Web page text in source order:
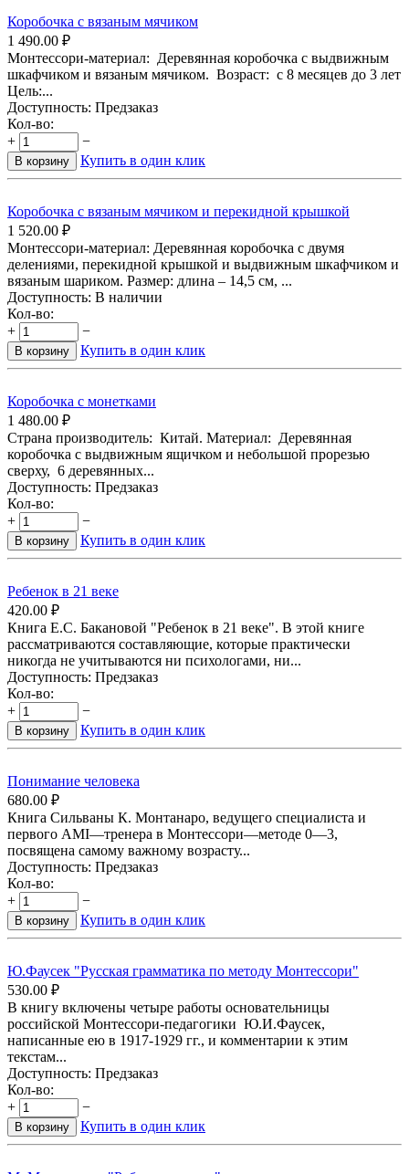
Коробочка с вязаным мячиком
1 490.00 ₽
Монтессори-материал: Деревянная коробочка с выдвижным
шкафчиком и вязаным мячиком. Возраст: с 8 месяцев до 3 лет
Цель:...
Доступность: Предзаказ
Кол-во:
+
−
В корзину Купить в один клик
Коробочка с вязаным мячиком и перекидной крышкой
1 520.00 ₽
Монтессори-материал: Деревянная коробочка с двумя
делениями, перекидной крышкой и выдвижным шкафчиком и
вязаным шариком. Размер: длина – 14,5 см, ...
Доступность: В наличии
Кол-во:
+
−
В корзину Купить в один клик
Коробочка с монетками
1 480.00 ₽
Страна производитель: Китай. Материал: Деревянная
коробочка с выдвижным ящичком и небольшой прорезью
сверху, 6 деревянных...
Доступность: Предзаказ
Кол-во:
+
−
В корзину Купить в один клик
Ребенок в 21 веке
420.00 ₽
Книга Е.С. Бакановой "Ребенок в 21 веке". В этой книге
рассматриваются составляющие, которые практически
никогда не учитываются ни психологами, ни...
Доступность: Предзаказ
Кол-во:
+
−
В корзину Купить в один клик
Понимание человека
680.00 ₽
Книга Сильваны К. Монтанаро, ведущего специалиста и
первого АМІ—тренера в Монтессори—методе 0—3,
посвящена самому важному возрасту...
Доступность: Предзаказ
Кол-во:
+
−
В корзину Купить в один клик
Ю.Фаусек "Русская грамматика по методу Монтессори"
530.00 ₽
В книгу включены четыре работы основательницы
российской Монтессори-педагогики Ю.И.Фаусек,
написанные ею в 1917-1929 гг., и комментарии к этим
текстам...
Доступность: Предзаказ
Кол-во:
+
−
В корзину Купить в один клик